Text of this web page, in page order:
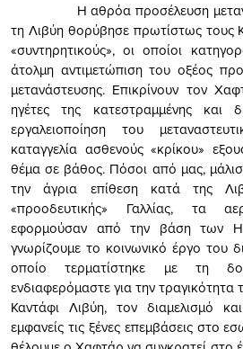
Η αθρόα προσέλευση
τη Λιβύη θορύβησε πρωτίστως τους
«συντηρητικούς», οι οποίοι
άτολμη αντιμετώπιση του οξέος
μετανάστευσης. Επικρίνουν τον
ηγέτες της κατεστραμμένης και
εργαλειοποίηση του
καταγγελία ασθενούς «κρίκου»
θέμα σε βάθος. Πόσοι από μας,
την άγρια επίθεση κατά της
«προοδευτικής» Γαλλίας, τα
εφορμούσαν από την βάση των
γνωρίζουμε το κοινωνικό έργο του
οποίο τερματίστηκε με τη
ενδιαφερόμαστε για την
Καντάφι Λιβύη, τον διαμελισμό
εμφανείς τις ξένες επεμβάσεις στο